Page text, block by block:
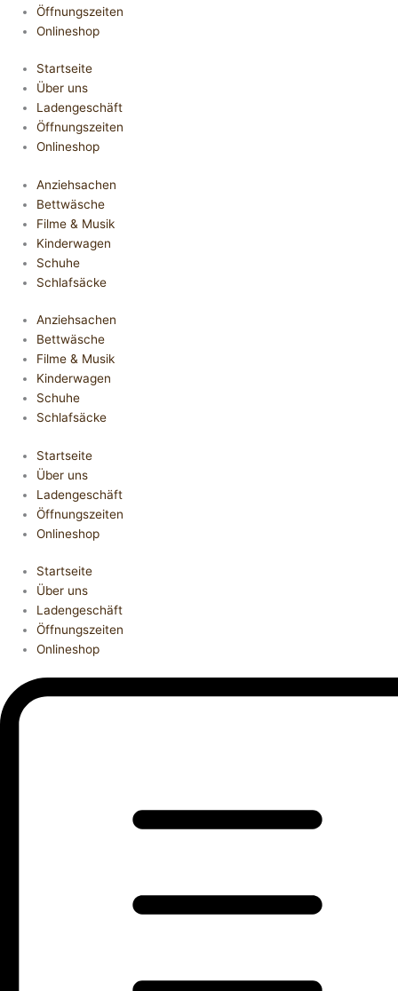
Öffnungszeiten
Onlineshop
Startseite
Über uns
Ladengeschäft
Öffnungszeiten
Onlineshop
Anziehsachen
Bettwäsche
Filme & Musik
Kinderwagen
Schuhe
Schlafsäcke
Anziehsachen
Bettwäsche
Filme & Musik
Kinderwagen
Schuhe
Schlafsäcke
Startseite
Über uns
Ladengeschäft
Öffnungszeiten
Onlineshop
Startseite
Über uns
Ladengeschäft
Öffnungszeiten
Onlineshop